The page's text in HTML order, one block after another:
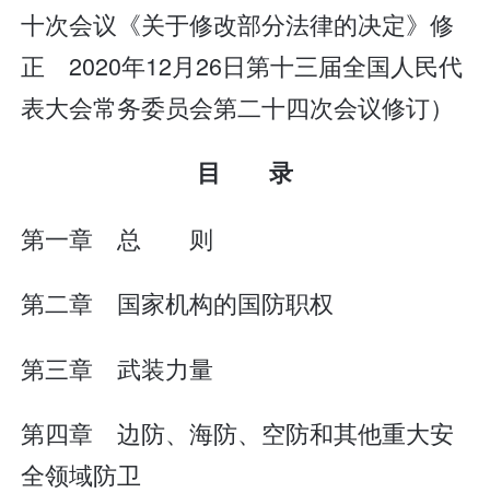
十次会议《关于修改部分法律的决定》修
正 2020年12月26日第十三届全国人民代
表大会常务委员会第二十四次会议修订）
目 录
第一章 总 则
第二章 国家机构的国防职权
第三章 武装力量
第四章 边防、海防、空防和其他重大安
全领域防卫